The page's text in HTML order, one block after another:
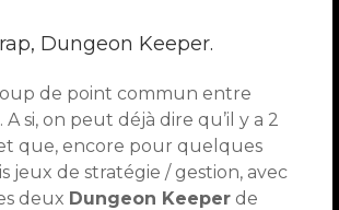
Dungeon Keeper.
de point commun entre
si, on peut déjà dire qu’il y a 2
que, encore pour quelques
jeux de stratégie / gestion, avec
deux Dungeon Keeper de